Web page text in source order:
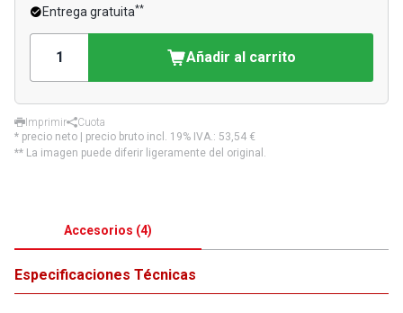
Entrega gratuita**
Añadir al carrito
Imprimir
Cuota
* precio neto | precio bruto incl. 19% IVA.: 53,54 €
** La imagen puede diferir ligeramente del original.
Accesorios (4)
Especificaciones Técnicas